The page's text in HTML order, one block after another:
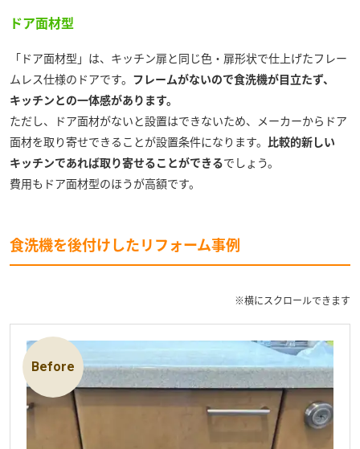
ドア面材型
「ドア面材型」は、キッチン扉と同じ色・扉形状で仕上げたフレー
ムレス仕様のドアです。 フレームがないので食洗機が目立たず、
キッチンとの一体感があります。
ただし、ドア面材がないと設置はできないため、メーカーからドア
面材を取り寄せできることが設置条件になります。 比較的新しい
キッチンであれば取り寄せることができるでしょう。
費用もドア面材型のほうが高額です。
食洗機を後付けしたリフォーム事例
※横にスクロールできます